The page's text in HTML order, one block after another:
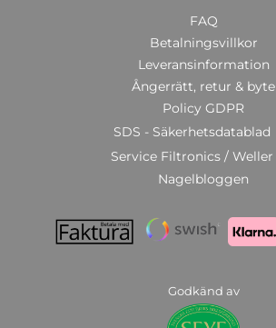
FAQ
Betalningsvillkor
Leveransinformation
Ångerrätt, retur & byte
Policy GDPR
SDS - Säkerhetsdatablad
Service Filtronics / Weller
Nagelbloggen
Godkänd av